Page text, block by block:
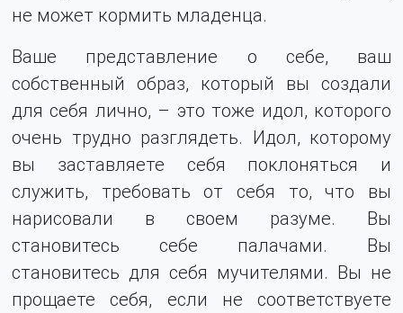
не может кормить младенца.
Ваше представление о себе, ваш
собственный образ, который вы создали
для себя лично, – это тоже идол, которого
очень трудно разглядеть. Идол, которому
вы заставляете себя поклоняться и
служить, требовать от себя то, что вы
нарисовали в своем разуме. Вы
становитесь себе палачами. Вы
становитесь для себя мучителями. Вы не
прощаете себя, если не соответствуете